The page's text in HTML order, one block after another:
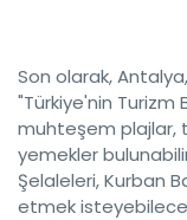
Son olarak,
"Türkiye'nin Turizm
muhteşem plajlar,
yemekler
Şelaleleri, Kurban
etmek